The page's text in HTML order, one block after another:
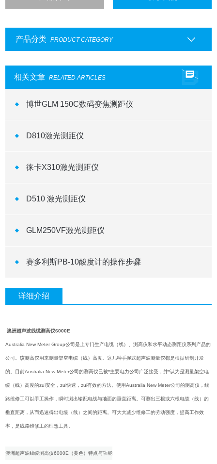
产品分类 PRODUCT CATEGORY
相关文章 RELATED ARTICLES
博世GLM 150C数码变焦测距仪
D810激光测距仪
徕卡X310激光测距仪
D510 激光测距仪
GLM250VF激光测距仪
赛多利斯PB-10酸度计的操作步骤
详细介绍
澳洲超声波线缆测高仪6000E
Australia New Meter Group公司是上专门生产电缆（线）、测高仪和水平动态测距仪系列产品的
公司。该测高仪用来测量架空电缆（线）高度。这几种手握式超声波测量仪都是根据研制开发
的。目前Australia New Meter公司的测高仪已被*主要电力公司广泛接受，并*认为是测量架空电
缆（线）高度的zui安全，zui快速，zui有效的方法。使用Australia New Meter公司的测高仪，线
路维修工可以手工操作，瞬时测出输配电线与地面的垂直距离。可测出三根或六根电缆（线）的
垂直距离，从而迅速得出电缆（线）之间的距离。可大大减少维修工的劳动强度，提高工作效
率，是线路维修工的理想工具。
澳洲超声波线缆测高仪6000E（黄色）特点与功能